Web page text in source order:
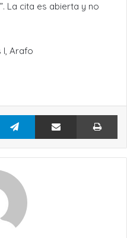
La cita es abierta y no
I, Arafo
Telegram Compartir por Email